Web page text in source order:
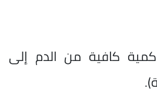
كافية من الدم إلى